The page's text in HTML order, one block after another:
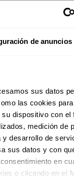
de anuncios
sus datos
las cookies para
dispositivo con el
medición de
y desarrollo de
sus datos y con
en
o clicando en el
como los parques
millones
verde